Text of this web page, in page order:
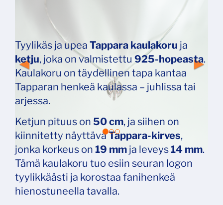
Tyylikäs ja upea Tappara kaulakoru ja
ketju, joka on valmistettu 925-hopeasta.
Kaulakoru on täydellinen tapa kantaa
Tapparan henkeä kaulassa – juhlissa tai
arjessa.
Ketjun pituus on 50 cm, ja siihen on
kiinnitetty näyttäväTappara-kirves,
jonka korkeus on 19 mm ja leveys14 mm.
Tämä kaulakoru tuo esiin seuran logon
tyylikkäästi ja korostaa fanihenkeä
hienostuneella tavalla.